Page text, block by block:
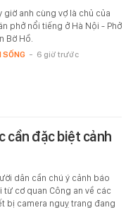
giờ anh cùng vợ là chủ của
phở nổi tiếng ở Hà Nội - Phở
Bờ Hồ.
SỐNG - 6 giờ trước
cần đặc biệt cảnh
dân cần chú ý cảnh báo
từ cơ quan Công an về các
bị camera nguỵ trang đang